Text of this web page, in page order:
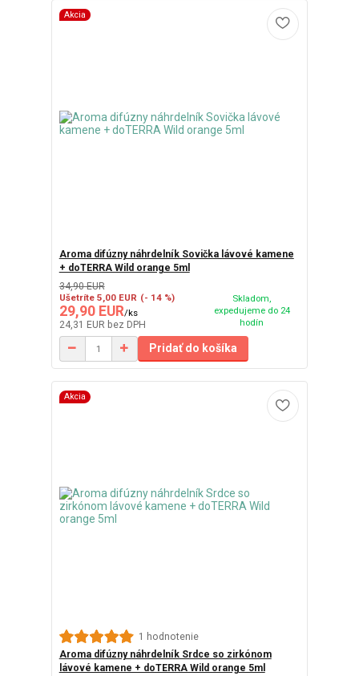
Akcia
Aroma difúzny náhrdelník Sovička lávové kamene
+ doTERRA Wild orange 5ml
34,90 EUR
Ušetríte 5,00 EUR (- 14 %)
29,90 EUR/ks
24,31 EUR bez DPH
Skladom,
expedujeme do 24
hodín
Pridať do košíka
Akcia
1 hodnotenie
Aroma difúzny náhrdelník Srdce so zirkónom
lávové kamene + doTERRA Wild orange 5ml